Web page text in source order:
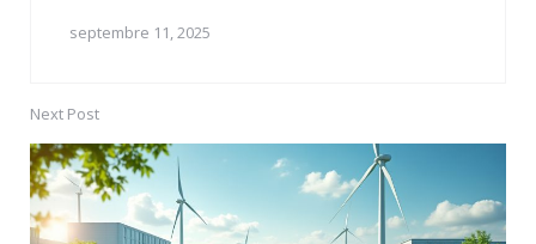
septembre 11, 2025
Next Post